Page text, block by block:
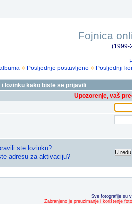
Fojnica
(1999-
Posljednje postavljeno Posljednji
lozinku kako biste se prijavili
Upozorenje, vaš
ste lozinku?
adresu za aktivaciju?
U redu
Sve fotografije su
Zabranjeno je preuzimanje i korištenje